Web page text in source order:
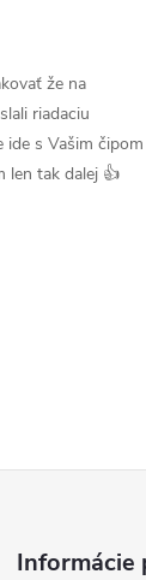
že na
riadaciu
ide s Vašim čipom
len tak dalej 👍
Informácie